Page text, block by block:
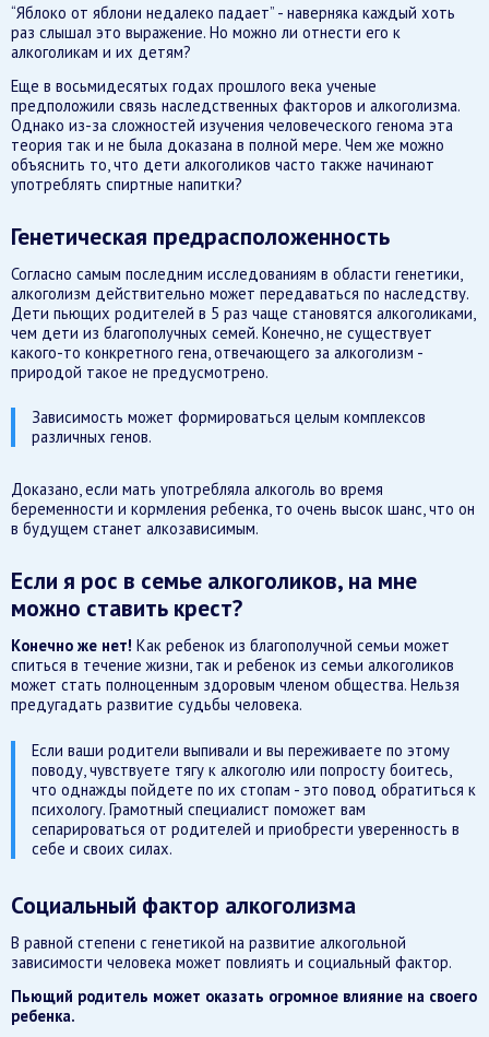
“Яблоко от яблони недалеко падает” - наверняка каждый хоть
раз слышал это выражение. Но можно ли отнести его к
алкоголикам и их детям?
Еще в восьмидесятых годах прошлого века ученые
предположили связь наследственных факторов и алкоголизма.
Однако из-за сложностей изучения человеческого генома эта
теория так и не была доказана в полной мере. Чем же можно
объяснить то, что дети алкоголиков часто также начинают
употреблять спиртные напитки?
Генетическая предрасположенность
Согласно самым последним исследованиям в области генетики,
алкоголизм действительно может передаваться по наследству.
Дети пьющих родителей в 5 раз чаще становятся алкоголиками,
чем дети из благополучных семей. Конечно, не существует
какого-то конкретного гена, отвечающего за алкоголизм -
природой такое не предусмотрено.
Зависимость может формироваться целым комплексов
различных генов.
Доказано, если мать употребляла алкоголь во время
беременности и кормления ребенка, то очень высок шанс, что он
в будущем станет алкозависимым.
Если я рос в семье алкоголиков, на мне
можно ставить крест?
Конечно же нет! Как ребенок из благополучной семьи может
спиться в течение жизни, так и ребенок из семьи алкоголиков
может стать полноценным здоровым членом общества. Нельзя
предугадать развитие судьбы человека.
Если ваши родители выпивали и вы переживаете по этому
поводу, чувствуете тягу к алкоголю или попросту боитесь,
что однажды пойдете по их стопам - это повод обратиться к
психологу. Грамотный специалист поможет вам
сепарироваться от родителей и приобрести уверенность в
себе и своих силах.
Социальный фактор алкоголизма
В равной степени с генетикой на развитие алкогольной
зависимости человека может повлиять и социальный фактор.
Пьющий родитель может оказать огромное влияние на своего
ребенка.